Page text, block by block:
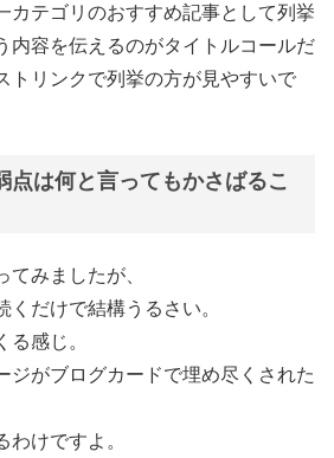
カテゴリのおすすめ記事として列挙
内容を伝えるのがタイトルコールだ
トリンクで列挙の方が見やすいで
点は何と言ってもかさばるこ
みましたが、
くだけで結構うるさい。
感じ。
ジがブログカードで埋め尽くされた
けですよ。